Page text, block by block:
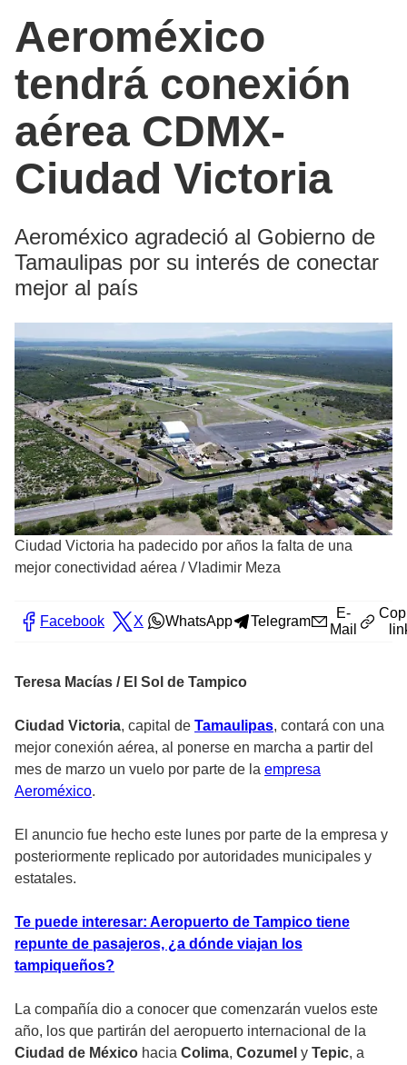
Aeroméxico
tendrá conexión
aérea CDMX-
Ciudad Victoria
Aeroméxico agradeció al Gobierno de
Tamaulipas por su interés de conectar
mejor al país
Ciudad Victoria ha padecido por años la falta de una
mejor conectividad aérea /Vladimir Meza
Facebook X WhatsApp Telegram
E-
Mail
Teresa Macías / El Sol de Tampico
Ciudad Victoria, capital de Tamaulipas, contará con una
mejor conexión aérea, al ponerse en marcha a partir del
mes de marzo un vuelo por parte de la empresa
Aeroméxico.
El anuncio fue hecho este lunes por parte de la empresa y
posteriormente replicado por autoridades municipales y
estatales.
Te puede interesar: Aeropuerto de Tampico tiene
repunte de pasajeros, ¿a dónde viajan los
tampiqueños?
La compañía dio a conocer que comenzarán vuelos este
año, los que partirán del aeropuerto internacional de la
Ciudad de México hacia Colima, Cozumel y Tepic, a